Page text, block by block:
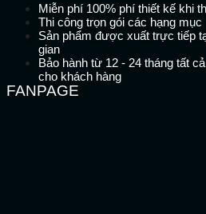
Miễn phí 100% phí thiết kế khi
Thi công trọn gói các hạng mục
Sản phẩm được xuất trực tiếp
gian
Bảo hành từ 12 - 24 tháng tất
cho khách hàng
FANPAGE